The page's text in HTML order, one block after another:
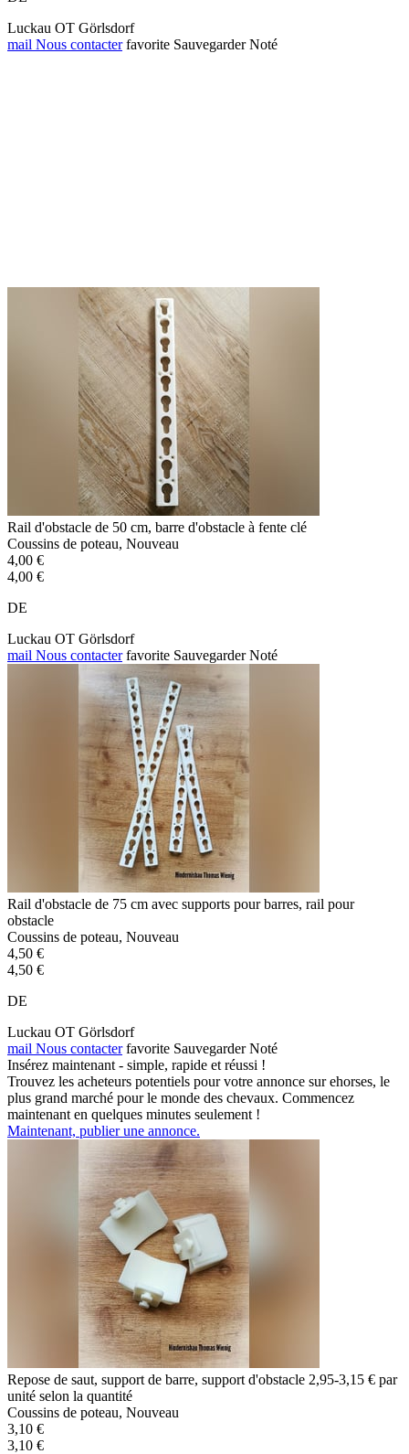
Luckau OT Görlsdorf
mail Nous contacter favorite Sauvegarder Noté
Rail d'obstacle de 50 cm, barre d'obstacle à fente clé
Coussins de poteau, Nouveau
4,00 €
4,00 €
DE
Luckau OT Görlsdorf
mail Nous contacter favorite Sauvegarder Noté
Rail d'obstacle de 75 cm avec supports pour barres, rail pour
obstacle
Coussins de poteau, Nouveau
4,50 €
4,50 €
DE
Luckau OT Görlsdorf
mail Nous contacter favorite Sauvegarder Noté
Insérez maintenant - simple, rapide et réussi !
Trouvez les acheteurs potentiels pour votre annonce sur ehorses, le
plus grand marché pour le monde des chevaux. Commencez
maintenant en quelques minutes seulement !
Maintenant, publier une annonce.
Repose de saut, support de barre, support d'obstacle 2,95-3,15 € par
unité selon la quantité
Coussins de poteau, Nouveau
3,10 €
3,10 €